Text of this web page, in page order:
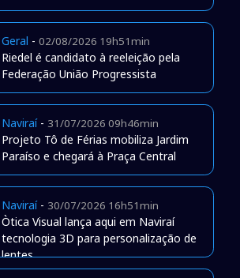
Geral - 02/08/2026 19h51min
Riedel é candidato à reeleição pela
Federação União Progressista
Naviraí- 31/07/2026 09h46min
Projeto Tô de Férias mobiliza Jardim
Paraíso e chegará à Praça Central
Naviraí- 30/07/2026 16h51min
Òtica Visual lança aqui em Naviraí
tecnologia 3D para personalização de
lentes